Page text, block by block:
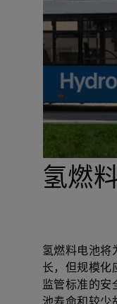
氢燃
氢燃料电池将
长，但规模化
监管标准的
池寿命和较少